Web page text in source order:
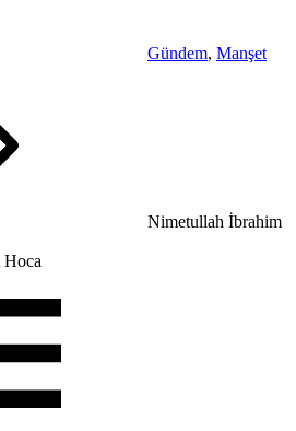
Gündem, Manşet
Nimetullah İbrahim